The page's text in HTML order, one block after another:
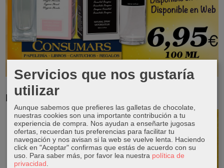
RESERVA TUS LIBROS DE TEXTO
Servicios que nos gustaría
utilizar
Aunque sabemos que prefieres las galletas de chocolate,
nuestras cookies son una importante contribución a tu
experiencia de compra. Nos ayudan a enseñarte jugosas
ofertas, recuerdan tus preferencias para facilitar tu
navegación y nos avisan si la web se vuelve lenta. Haciendo
click en "Aceptar" confirmas que estás de acuerdo con su
uso. Para saber más, por favor lea nuestra política de
privacidad